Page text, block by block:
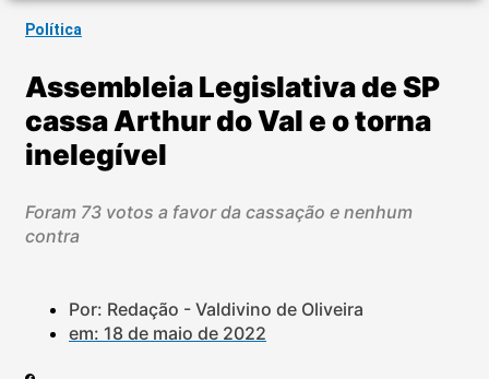
Política
Assembleia Legislativa de SP
cassa Arthur do Val e o torna
inelegível
Foram 73 votos a favor da cassação e nenhum
contra
Por: Redação - Valdivino de Oliveira
em: 18 de maio de 2022